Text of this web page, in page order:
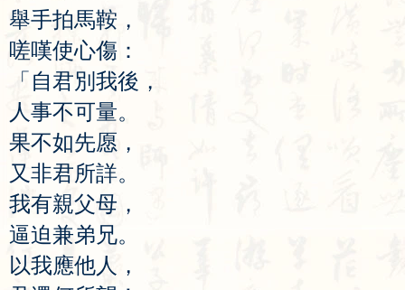
舉手拍馬鞍 ，
嗟嘆使心傷 ：
「 自君別 我後 ，
人事不可量。
果不如先愿 ，
又非君所詳。
我有親父母 ，
逼迫兼弟 兄。
以我應他人 ，